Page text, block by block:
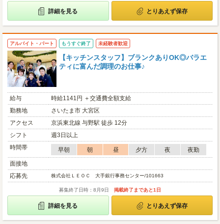
詳細を見る とりあえず保存
アルバイト・パート もうすぐ終了 未経験者歓迎
【キッチンスタッフ】ブランクありOK◎バラエ
ティに富んだ調理のお仕事♪
給与
時給1141円 ＋交通費全額支給
勤務地
さいたま市 大宮区
アクセス
京浜東北線 与野駅 徒歩 12分
シフト
週3日以上
時間帯
早朝 朝 昼 夕方 夜
夜勤
面接地
応募先
株式会社ＬＥＯＣ 大手銀行事務センター/101663
募集終了日時：8月9日 掲載終了まであと1日
詳細を見る とりあえず保存